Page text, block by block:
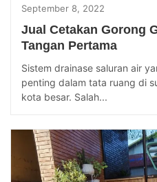
September 8, 2022
Jual Cetakan Gorong
Tangan Pertama
Sistem drainase saluran air
penting dalam tata ruang di
kota besar. Salah...